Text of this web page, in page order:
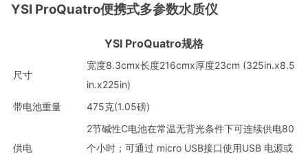
YSI ProQuatro便携式多参数水质仪
YSI ProQuatro规格
尺寸
宽度8.3cmx长度216cmx厚度23cm (325in.x8.5
in.x225in)
带电池重量
475克(1.05磅)
供电
2节碱性C电池在常温无背光条件下可连续供电80
个小时；可通过 micro USB接口使用USB 电源或